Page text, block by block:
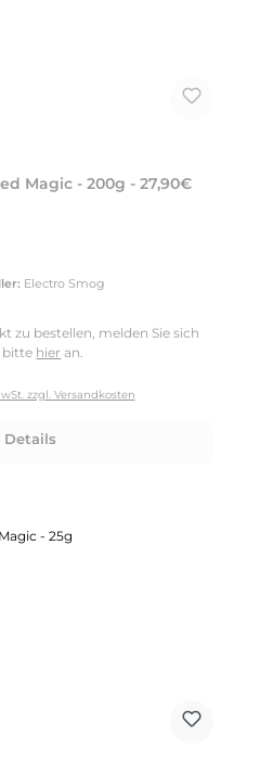
Magic - 200g - 27,90€
Electro Smog
zu bestellen, melden Sie sich
bitte hier an.
zzgl. Versandkosten
Details